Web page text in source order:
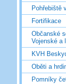
Pohřebiště
Fortifikace
Občanské
Vojenské a
KVH
Oběti a
Pomníky